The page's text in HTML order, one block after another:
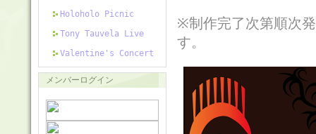
Holoholo Picnic
Tony Tauvela Live
Valentine's Concert
メンバーログイン
※制作完了次第順次
す。